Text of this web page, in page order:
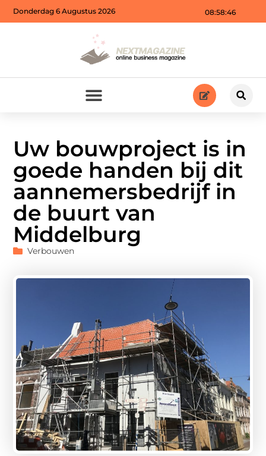
08:58:48
Donderdag 6 Augustus 2026
Uw bouwproject is in
goede handen bij dit
aannemersbedrijf in
de buurt van
Middelburg
Verbouwen